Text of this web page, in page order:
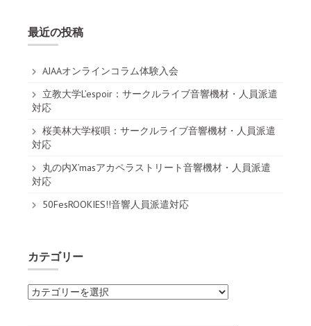
最近の投稿
AJAAオンラインコラム体験入会
立教大学L’espoir：サークルライブ音響機材・人員派遣
対応
桜美林大学桜唄：サークルライブ音響機材・人員派遣
対応
丸の内X’masアカペラストリート音響機材・人員派遣
対応
50FesROOKIES!!音響人員派遣対応
カテゴリー
カ